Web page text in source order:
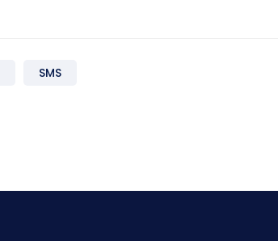
SMS